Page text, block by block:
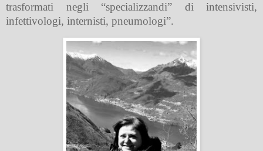
trasformati negli “specializzandi” di intensivisti,
infettivologi, internisti, pneumologi”.